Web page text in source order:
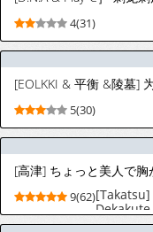
4(31)
5(30)
9(62)
[罗洁爱